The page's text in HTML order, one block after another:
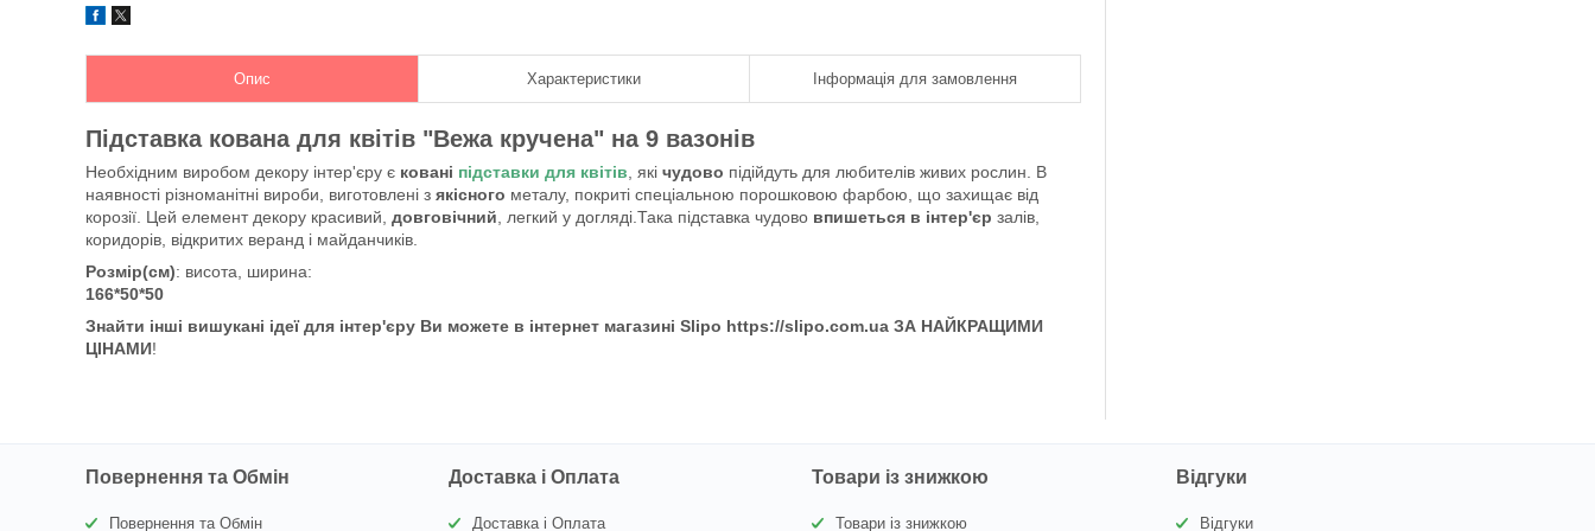
Опис Характеристики Інформація для замовлення
Підставка кована для квітів "Вежа кручена" на 9 вазонів
Необхідним виробом декору інтер'єру є ковані підставки для квітів , які чудово підійдуть для любителів живих рослин. В
наявності різноманітні вироби, виготовлені з якісного металу, покриті спеціальною порошковою фарбою, що захищає від
корозії. Цей елемент декору красивий, довговічний , легкий у догляді.Така підставка чудово впишеться в інтер'єр залів,
коридорів, відкритих веранд і майданчиків.
Розмір(см): висота, ширина:
166*50*50
Знайти інші вишукані ідеї для інтер'єру Ви можете в інтернет магазині Slipo https://slipo.com.ua ЗА НАЙКРАЩИМИ
ЦІНАМИ!
Повернення та Обмін
Повернення та Обмін
Доставка і Оплата
Доставка і Оплата
Товари із знижкою
Товари із знижкою
Відгуки
Відгуки